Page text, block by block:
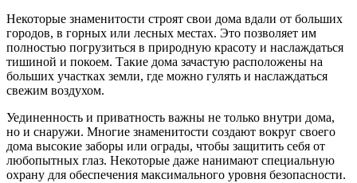
Некоторые знаменитости строят свои дома вдали от больших
городов, в горных или лесных местах. Это позволяет им
полностью погрузиться в природную красоту и наслаждаться
тишиной и покоем. Такие дома зачастую расположены на
больших участках земли, где можно гулять и наслаждаться
свежим воздухом.
Уединенность и приватность важны не только внутри дома,
но и снаружи. Многие знаменитости создают вокруг своего
дома высокие заборы или ограды, чтобы защитить себя от
любопытных глаз. Некоторые даже нанимают специальную
охрану для обеспечения максимального уровня безопасности.